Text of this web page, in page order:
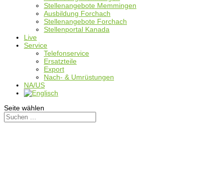
Stellenangebote Memmingen
Ausbildung Forchach
Stellenangebote Forchach
Stellenportal Kanada
Live
Service
Telefonservice
Ersatzteile
Export
Nach- & Umrüstungen
NA/US
Seite wählen